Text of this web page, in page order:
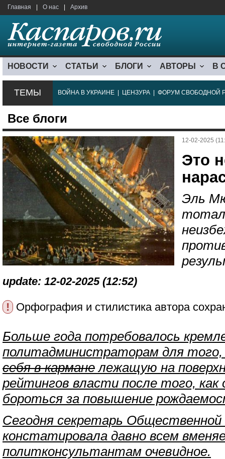
Главная О нас Архив
НОВОСТИ СТАТЬИ БЛОГИ АВТОРЫ В
ТЕМЫ ВОЙНА В УКРАИНЕ ЦЕНЗУРА ФОРУМ СВОБОДНОЙ
Все блоги
12-02-2025
Это
Эль
update: 12-02-2025 (12:52)
! Орфография и стилистика автора
Больше года потребовалось
политадминистраторам для
себя в кармане лежащую на
рейтингов власти после того, как
бороться за повышение
Сегодня секретарь
констатировала давно всем
политконсультантам очевидное.